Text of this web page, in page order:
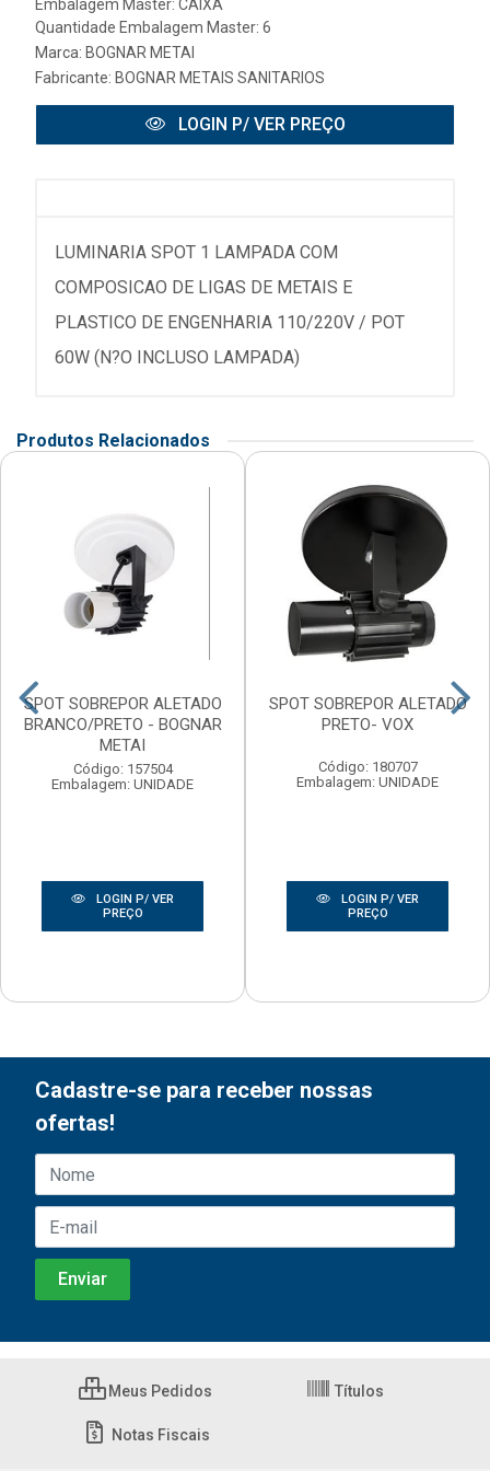
Embalagem Master: CAIXA
Quantidade Embalagem Master: 6
Marca: BOGNAR METAI
Fabricante: BOGNAR METAIS SANITARIOS
LOGIN P/ VER PREÇO
LUMINARIA SPOT 1 LAMPADA COM
COMPOSICAO DE LIGAS DE METAIS E
PLASTICO DE ENGENHARIA 110/220V / POT
60W (N?O INCLUSO LAMPADA)
Produtos Relacionados
SPOT SOBREPOR ALETADO
BRANCO/PRETO - BOGNAR
METAI
Código: 157504
Embalagem: UNIDADE
LOGIN P/ VER
PREÇO
SPOT SOBREPOR ALETADO
PRETO- VOX
Código: 180707
Embalagem: UNIDADE
LOGIN P/ VER
PREÇO
Cadastre-se para receber nossas
ofertas!
Meus Pedidos Títulos
Notas Fiscais